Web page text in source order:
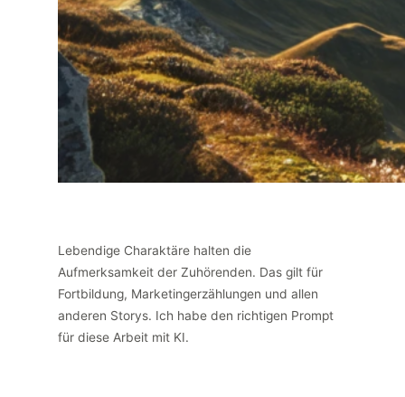
Lebendige Charaktäre halten die
Aufmerksamkeit der Zuhörenden. Das gilt für
Fortbildung, Marketingerzählungen und allen
anderen Storys. Ich habe den richtigen Prompt
für diese Arbeit mit KI.